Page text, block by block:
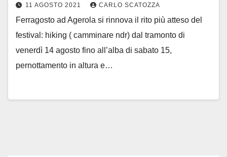
11 AGOSTO 2021 CARLO SCATOZZA
Ferragosto ad Agerola si rinnova il rito più atteso del
festival: hiking ( camminare ndr) dal tramonto di
venerdì 14 agosto fino all’alba di sabato 15,
pernottamento in altura e…